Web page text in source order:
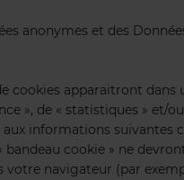
anonymes et des
apparaitront dans
», de « statistiques » et/
informations
cookie » ne
navigateur (par